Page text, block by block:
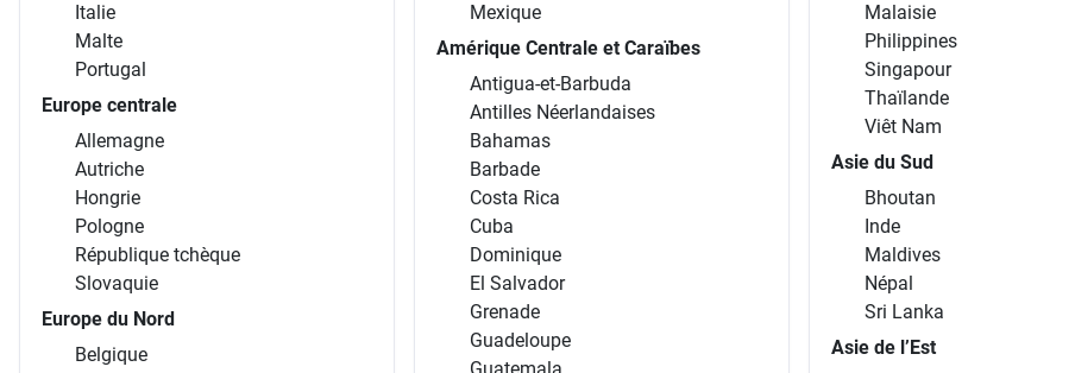
Italie
Malte
Portugal
Europe centrale
Allemagne
Autriche
Hongrie
Pologne
République tchèque
Slovaquie
Europe du Nord
Belgique
Mexique
Amérique Centrale et Caraïbes
Antigua-et-Barbuda
Antilles Néerlandaises
Bahamas
Barbade
Costa Rica
Cuba
Dominique
El Salvador
Grenade
Guadeloupe
Malaisie
Philippines
Singapour
Thaïlande
Viêt Nam
Asie du Sud
Bhoutan
Inde
Maldives
Népal
Sri Lanka
Asie de l’Est